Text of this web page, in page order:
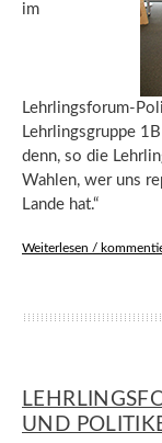
im
Lehrlingsforum-
Lehrlingsgruppe
denn, so die
Wahlen, wer uns
Lande hat.“
Weiterlesen /
UND